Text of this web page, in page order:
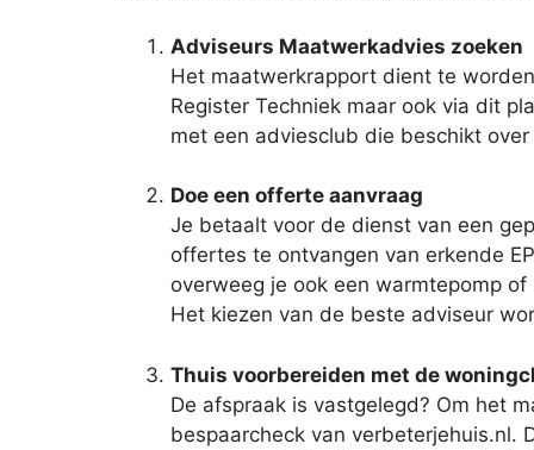
Adviseurs Maatwerkadvies zoeken
Het maatwerkrapport dient te
Register Techniek maar ook via dit
met een adviesclub die beschikt
Doe een offerte aanvraag
Je betaalt voor de dienst van een
offertes te ontvangen van erkende
overweeg je ook een warmtepomp
Het kiezen van de beste adviseur
Thuis voorbereiden met de
De afspraak is vastgelegd? Om het
bespaarcheck van verbeterjehuis.nl.